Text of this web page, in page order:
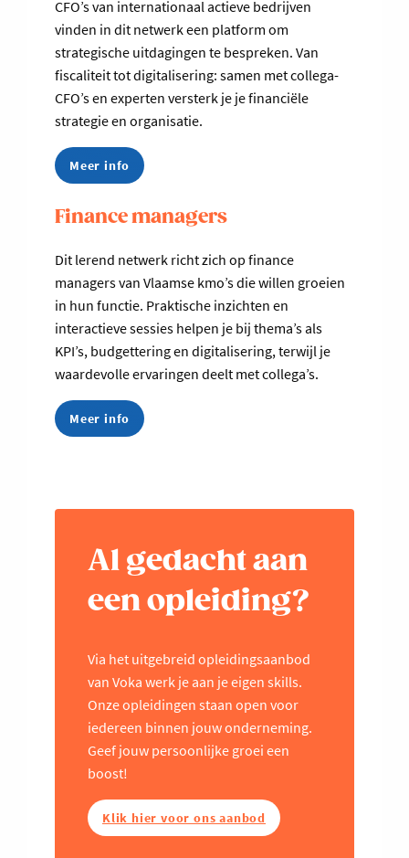
CFO’s van internationaal actieve bedrijven
vinden in dit netwerk een platform om
strategische uitdagingen te bespreken. Van
fiscaliteit tot digitalisering: samen met collega-
CFO’s en experten versterk je je financiële
strategie en organisatie.
Meer info
Finance managers
Dit lerend netwerk richt zich op finance
managers van Vlaamse kmo’s die willen groeien
in hun functie. Praktische inzichten en
interactieve sessies helpen je bij thema’s als
KPI’s, budgettering en digitalisering, terwijl je
waardevolle ervaringen deelt met collega’s.
Meer info
Al gedacht aan
een opleiding?
Via het uitgebreid opleidingsaanbod
van Voka werk je aan je eigen skills.
Onze opleidingen staan open voor
iedereen binnen jouw onderneming.
Geef jouw persoonlijke groei een
boost!
Klik hier voor ons aanbod